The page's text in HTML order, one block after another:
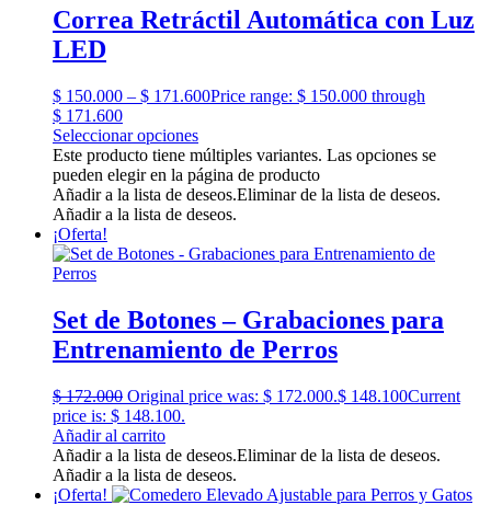
Correa Retráctil Automática con Luz
LED
$ 150.000 – $ 171.600Price range: $ 150.000 through
$ 171.600
Seleccionar opciones
Este producto tiene múltiples variantes. Las opciones se
pueden elegir en la página de producto
Añadir a la lista de deseos.Eliminar de la lista de deseos.
Añadir a la lista de deseos.
¡Oferta!
Set de Botones – Grabaciones para
Entrenamiento de Perros
$172.000 Original price was: $ 172.000.$ 148.100Current
price is: $ 148.100.
Añadir al carrito
Añadir a la lista de deseos.Eliminar de la lista de deseos.
Añadir a la lista de deseos.
¡Oferta!